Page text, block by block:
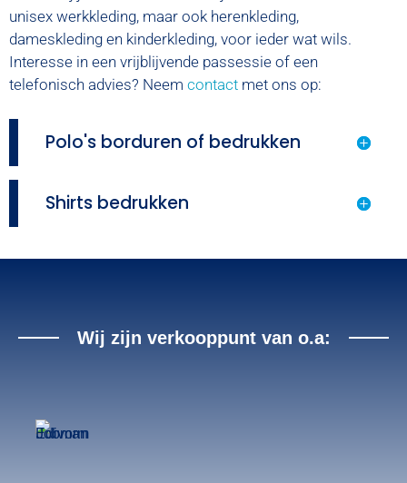
unisex werkkleding, maar ook herenkleding,
dameskleding en kinderkleding, voor ieder wat wils.
Interesse in een vrijblijvende passessie of een
telefonisch advies? Neem contact met ons op:
Polo's borduren of bedrukken
Shirts bedrukken
Wij zijn verkooppunt van o.a: